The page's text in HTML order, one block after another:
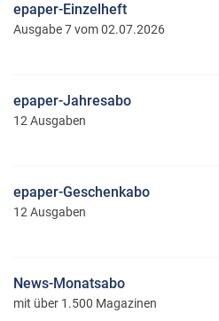
epaper-Einzelheft
Ausgabe 7 vom 02.07.2026
epaper-Jahresabo
12 Ausgaben
epaper-Geschenkabo
12 Ausgaben
News-Monatsabo
mit über 1.500 Magazinen